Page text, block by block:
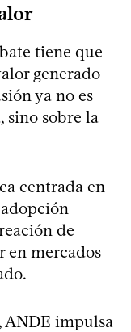
tiene que
generado
ya no es
sino sobre la
centrada en
de
en mercados
ANDE impulsa